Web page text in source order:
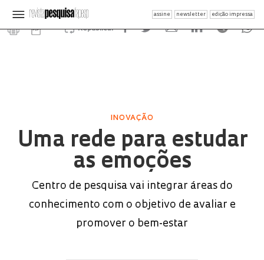
assine newsletter edição impressa
Republicar
INOVAÇÃO
Uma rede para estudar
as emoções
Centro de pesquisa vai integrar áreas do
conhecimento com o objetivo de avaliar e
promover o bem-estar